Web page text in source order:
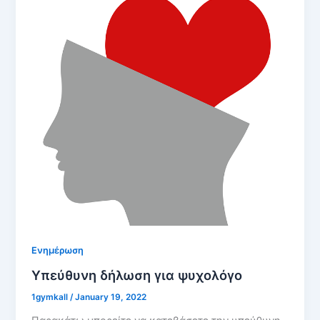
Ενημέρωση
Υπεύθυνη δήλωση για ψυχολόγο
1gymkall /January 19, 2022